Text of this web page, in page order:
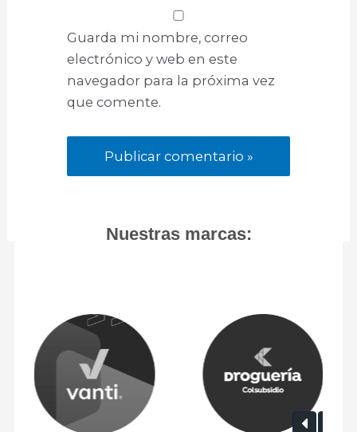
Guarda mi nombre, correo
electrónico y web en este
navegador para la próxima vez
que comente.
Nuestras marcas: